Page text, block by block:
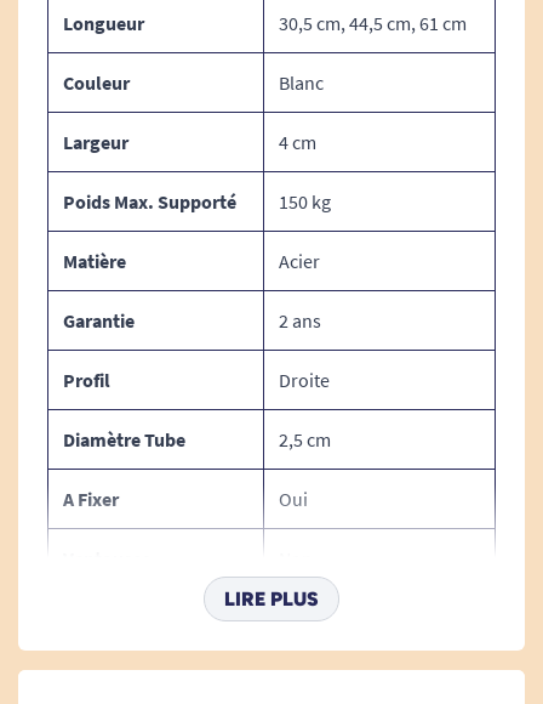
(compte + 12 cm en longueur totale avec les
extrémités plates)
Longueur 30,5 cm, 44,5 cm, 61 cm
Couleur Blanc
Largeur 4 cm
Poids Max. Supporté 150 kg
Matière Acier
Garantie 2 ans
Profil Droite
Diamètre Tube 2,5 cm
A Fixer Oui
Non
Degagement Mural 3,5 cm
LIRE PLUS